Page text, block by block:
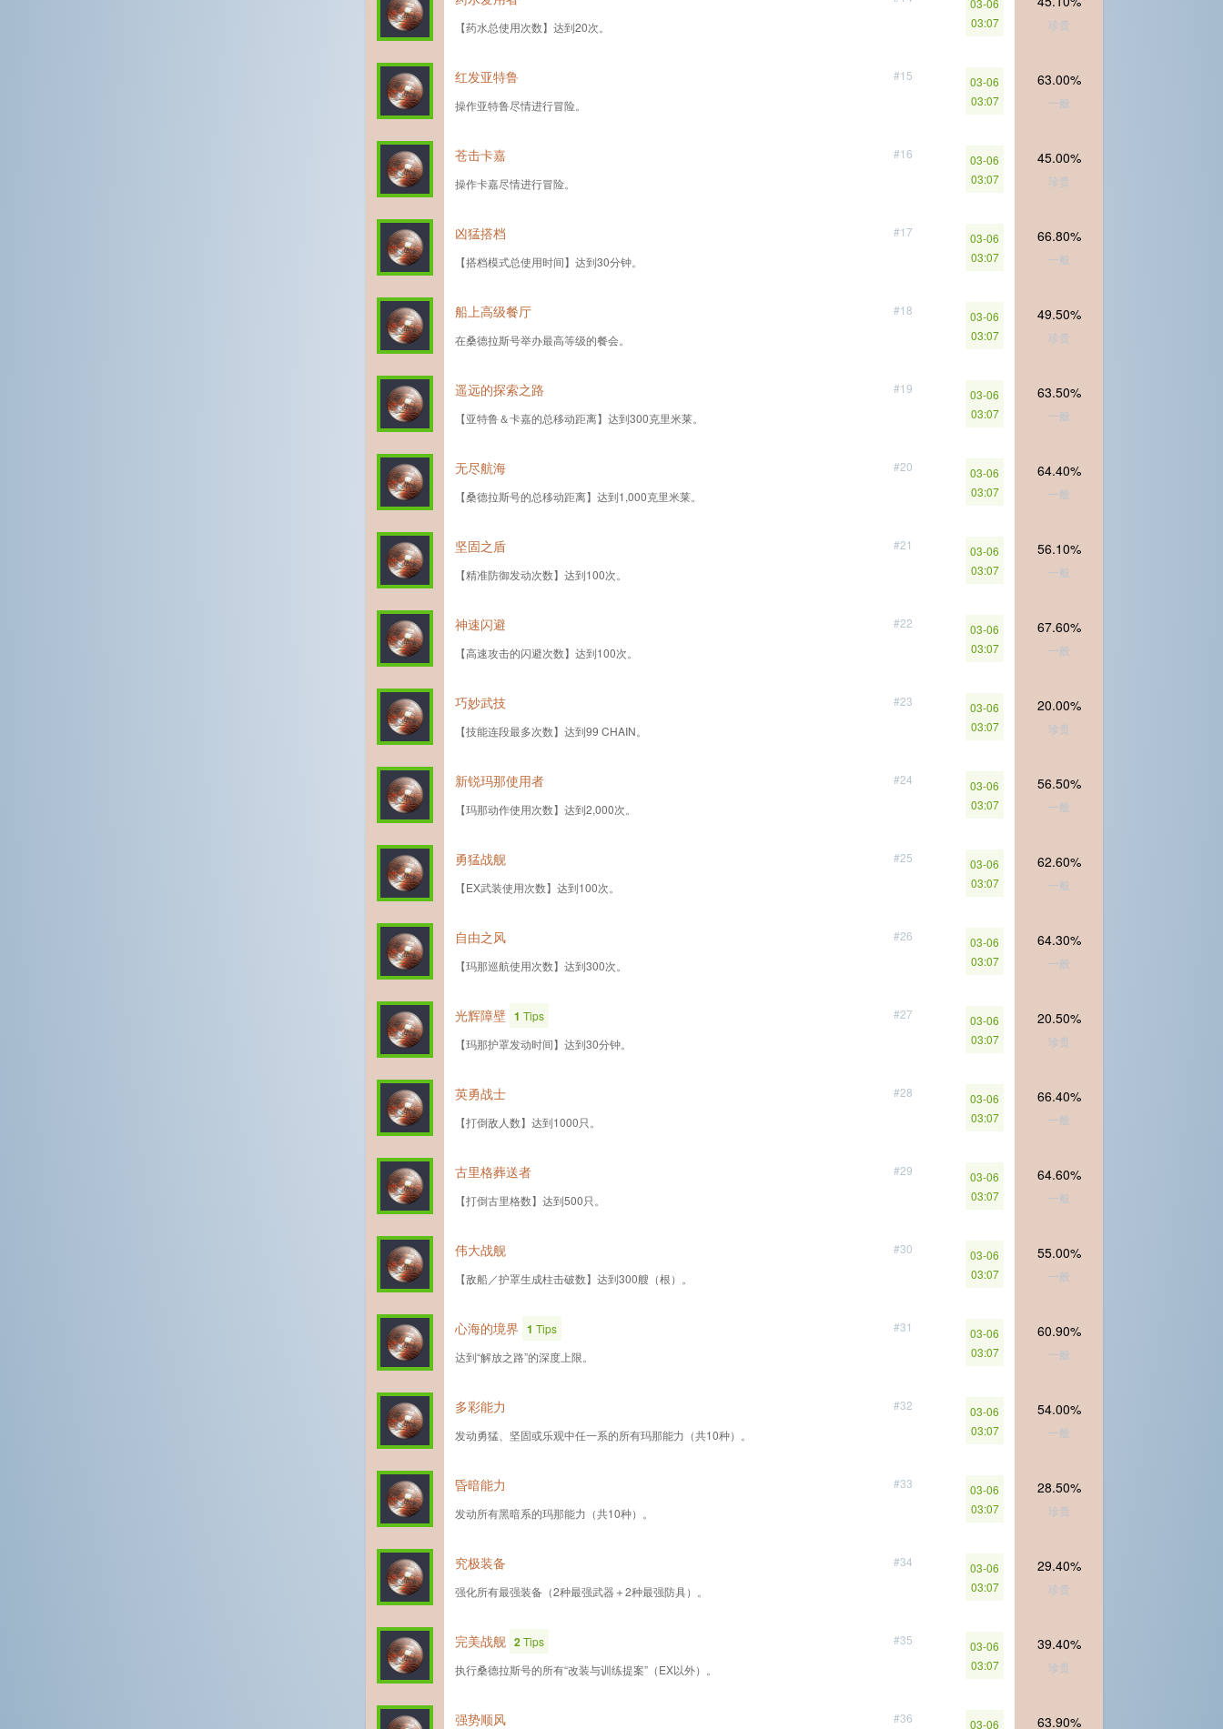
【药水总使用次数】达到20次。
03-06
03:07
珍贵
#15
红发亚特鲁
操作亚特鲁尽情进行冒险。
03-06
03:07
63.00%
一般
#16
苍击卡嘉
操作卡嘉尽情进行冒险。
03-06
03:07
45.00%
珍贵
#17
凶猛搭档
【搭档模式总使用时间】达到30分钟。
03-06
03:07
66.80%
一般
#18
船上高级餐厅
在桑德拉斯号举办最高等级的餐会。
03-06
03:07
49.50%
珍贵
#19
遥远的探索之路
【亚特鲁＆卡嘉的总移动距离】达到300克里米莱。
03-06
03:07
63.50%
一般
#20
无尽航海
【桑德拉斯号的总移动距离】达到1,000克里米莱。
03-06
03:07
64.40%
一般
#21
坚固之盾
【精准防御发动次数】达到100次。
03-06
03:07
56.10%
一般
#22
神速闪避
【高速攻击的闪避次数】达到100次。
03-06
03:07
67.60%
一般
#23
巧妙武技
【技能连段最多次数】达到99 CHAIN。
03-06
03:07
20.00%
珍贵
#24
新锐玛那使用者
【玛那动作使用次数】达到2,000次。
03-06
03:07
56.50%
一般
#25
勇猛战舰
【EX武装使用次数】达到100次。
03-06
03:07
62.60%
一般
#26
自由之风
【玛那巡航使用次数】达到300次。
03-06
03:07
64.30%
一般
#27
光辉障壁 1 Tips
【玛那护罩发动时间】达到30分钟。
03-06
03:07
20.50%
珍贵
#28
英勇战士
【打倒敌人数】达到1000只。
03-06
03:07
66.40%
一般
#29
古里格葬送者
【打倒古里格数】达到500只。
03-06
03:07
64.60%
一般
#30
伟大战舰
【敌船／护罩生成柱击破数】达到300艘（根）。
03-06
03:07
55.00%
一般
#31
心海的境界 1 Tips
达到“解放之路”的深度上限。
03-06
03:07
60.90%
一般
#32
多彩能力
发动勇猛、坚固或乐观中任一系的所有玛那能力（共10种）。
03-06
03:07
54.00%
一般
#33
昏暗能力
发动所有黑暗系的玛那能力（共10种）。
03-06
03:07
28.50%
珍贵
#34
究极装备
强化所有最强装备（2种最强武器＋2种最强防具）。
03-06
03:07
29.40%
珍贵
#35
完美战舰 2Tips
执行桑德拉斯号的所有“改装与训练提案”（EX以外）。
03-06
03:07
39.40%
珍贵
#36
强势顺风 03-06 63.90%